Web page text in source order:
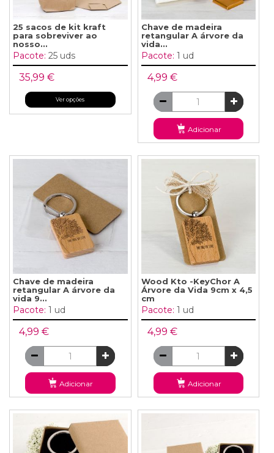
25 sacos de kit kraft
para sobreviver ao
nosso...
Pacote: 25 uds
35,99 €
Ver opções
Chave de madeira
retangular A árvore da
vida...
Pacote: 1 ud
4,99 €
Adicionar
Chave de madeira
retangular A árvore da
vida 9...
Pacote: 1 ud
4,99 €
Adicionar
Wood Kto -KeyChor A
Árvore da Vida 9cm x 4,5
cm
Pacote: 1 ud
4,99 €
Adicionar